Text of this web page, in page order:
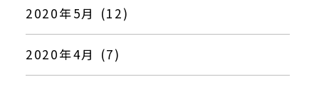
2020年5月 (12)
2020年4月 (7)